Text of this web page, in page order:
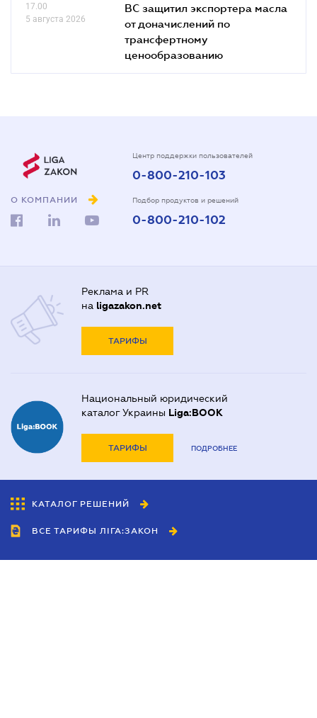
17.00
5 августа 2026
ВС защитил экспортера масла
от доначислений по
трансфертному
ценообразованию
О КОМПАНИИ
Центр поддержки пользователей
0-800-210-103
Подбор продуктов и решений
0-800-210-102
Реклама и PR
на ligazakon.net
ТАРИФЫ
Национальный юридический
каталог Украины Liga:BOOK
ТАРИФЫ ПОДРОБНЕЕ
КАТАЛОГ РЕШЕНИЙ
ВСЕ ТАРИФЫ ЛІГА:ЗАКОН